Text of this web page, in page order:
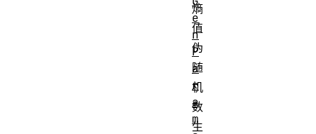
熵
值
伪
随
机
数
生
e
n
P
a
r
a
m